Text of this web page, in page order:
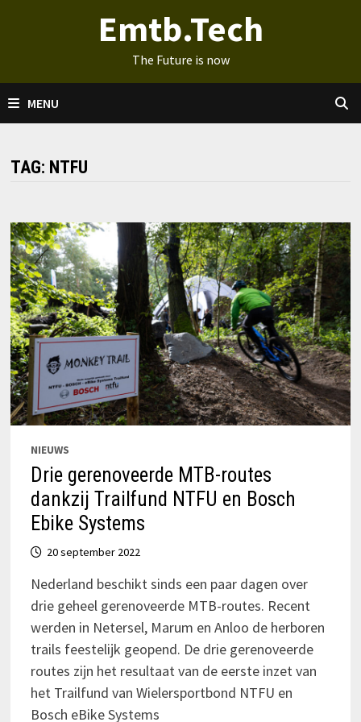
Emtb.Tech
The Future is now
MENU
TAG: NTFU
NIEUWS
Drie gerenoveerde MTB-routes
dankzij Trailfund NTFU en Bosch
Ebike Systems
20 september 2022
Nederland beschikt sinds een paar dagen over
drie geheel gerenoveerde MTB-routes. Recent
werden in Netersel, Marum en Anloo de herboren
trails feestelijk geopend. De drie gerenoveerde
routes zijn het resultaat van de eerste inzet van
het Trailfund van Wielersportbond NTFU en
Bosch eBike Systems